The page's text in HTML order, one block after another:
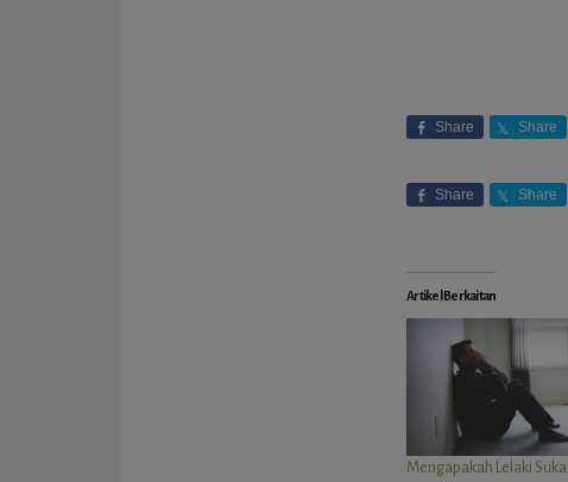
Share Share
Share Share
Artikel Berkaitan
Mengapakah Lelaki Suka